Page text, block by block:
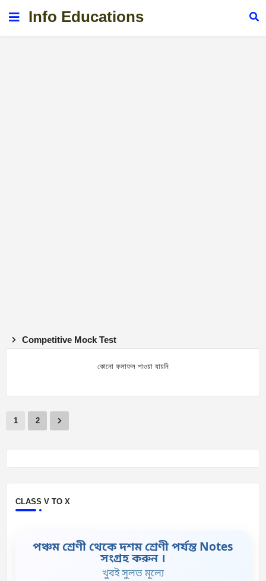
Info Educations
Competitive Mock Test
কোনো ফলাফল পাওয়া যায়নি
1 2
CLASS V TO X
পঞ্চম শ্রেণী থেকে দশম শ্রেণী পর্যন্ত Notes
সংগ্রহ করুন ।
খুবই সুলভ মূল্যে